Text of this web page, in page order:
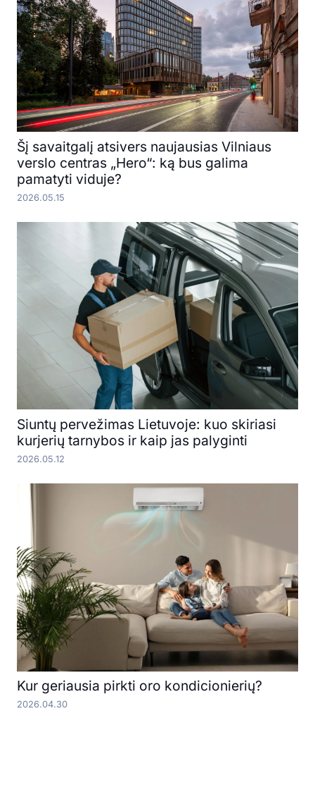
Šį savaitgalį atsivers naujausias Vilniaus
verslo centras „Hero“: ką bus galima
pamatyti viduje?
2026.05.15
Siuntų pervežimas Lietuvoje: kuo skiriasi
kurjerių tarnybos ir kaip jas palyginti
2026.05.12
Kur geriausia pirkti oro kondicionierių?
2026.04.30